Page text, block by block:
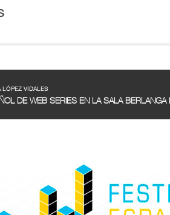
VIDALES
DE WEB SERIES EN LA SALA BERLANGA